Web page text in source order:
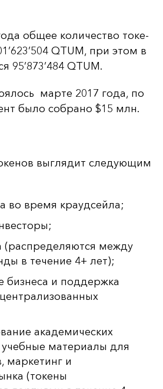
об­щее ко­ли­чес­тво то­ке­
QTUM, при этом в
95’873’484 QTUM.
мар­те 2017 го­да, по
бы­ло соб­ра­но $15 млн.
выг­ля­дит сле­ду­ющим
во время краудсейла;
(распределяются между
в течение 4+ лет);
бизнеса и поддержка
академических
учебные материалы для
маркетинг и
(токены